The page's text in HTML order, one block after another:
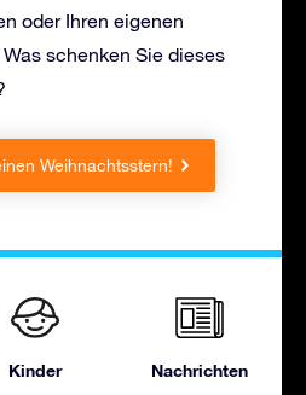
oder Ihren eigenen
schenken Sie dieses
Weihnachtsstern!
Kinder Nachrichten